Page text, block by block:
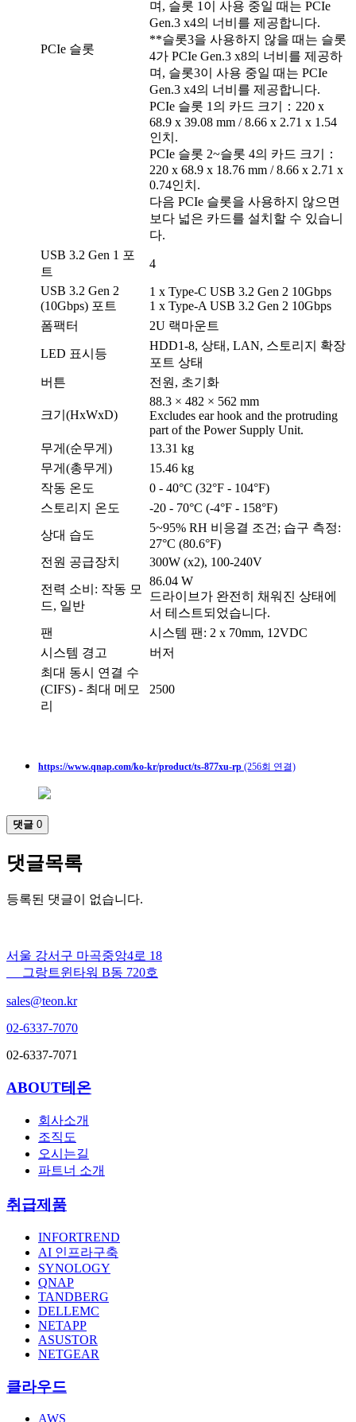
PCIe 슬롯
며, 슬롯 1이 사용 중일 때는 PCIe
Gen.3 x4의 너비를 제공합니다.
**슬롯3을 사용하지 않을 때는 슬롯
4가 PCIe Gen.3 x8의 너비를 제공하
며, 슬롯3이 사용 중일 때는 PCIe
Gen.3 x4의 너비를 제공합니다.
PCIe 슬롯 1의 카드 크기：220 x
68.9 x 39.08 mm / 8.66 x 2.71 x 1.54
인치.
PCIe 슬롯 2~슬롯 4의 카드 크기：
220 x 68.9 x 18.76 mm / 8.66 x 2.71 x
0.74인치.
다음 PCIe 슬롯을 사용하지 않으면
보다 넓은 카드를 설치할 수 있습니
다.
USB 3.2 Gen 1 포
트
4
USB 3.2 Gen 2
(10Gbps) 포트
1 x Type-C USB 3.2 Gen 2 10Gbps
1 x Type-A USB 3.2 Gen 2 10Gbps
폼팩터
2U 랙마운트
LED 표시등
HDD1-8, 상태, LAN, 스토리지 확장
포트 상태
버튼
전원, 초기화
크기(HxWxD)
88.3 × 482 × 562 mm
Excludes ear hook and the protruding
part of the Power Supply Unit.
무게(순무게)
13.31 kg
무게(총무게)
15.46 kg
작동 온도
0 - 40°C (32°F - 104°F)
스토리지 온도
-20 - 70°C (-4°F - 158°F)
상대 습도
5~95% RH 비응결 조건; 습구 측정:
27°C (80.6°F)
전원 공급장치
300W (x2), 100-240V
전력 소비: 작동 모
드, 일반
86.04 W
드라이브가 완전히 채워진 상태에
서 테스트되었습니다.
팬
시스템 팬: 2 x 70mm, 12VDC
시스템 경고
버저
최대 동시 연결 수
(CIFS) - 최대 메모
리
2500
https://www.qnap.com/ko-kr/product/ts-877xu-rp (256회 연결)
댓글 0
댓글목록
등록된 댓글이 없습니다.
서울 강서구 마곡중앙4로 18
그랑트윈타워 B동 720호
sales@teon.kr
02-6337-7070
02-6337-7071
ABOUT테온
회사소개
조직도
오시는길
파트너 소개
취급제품
INFORTREND
AI 인프라구축
SYNOLOGY
QNAP
TANDBERG
DELLEMC
NETAPP
ASUSTOR
NETGEAR
클라우드
AWS